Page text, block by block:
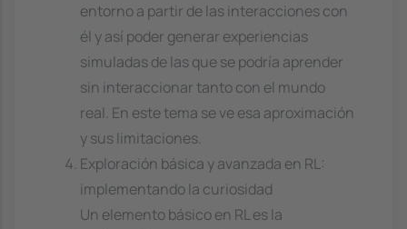
entorno a partir de las interacciones con
él y así poder generar experiencias
simuladas de las que se podría aprender
sin interaccionar tanto con el mundo
real. En este tema se ve esa aproximación
y sus limitaciones.
Exploración básica y avanzada en RL:
implementando la curiosidad
Un elemento básico en RL es la